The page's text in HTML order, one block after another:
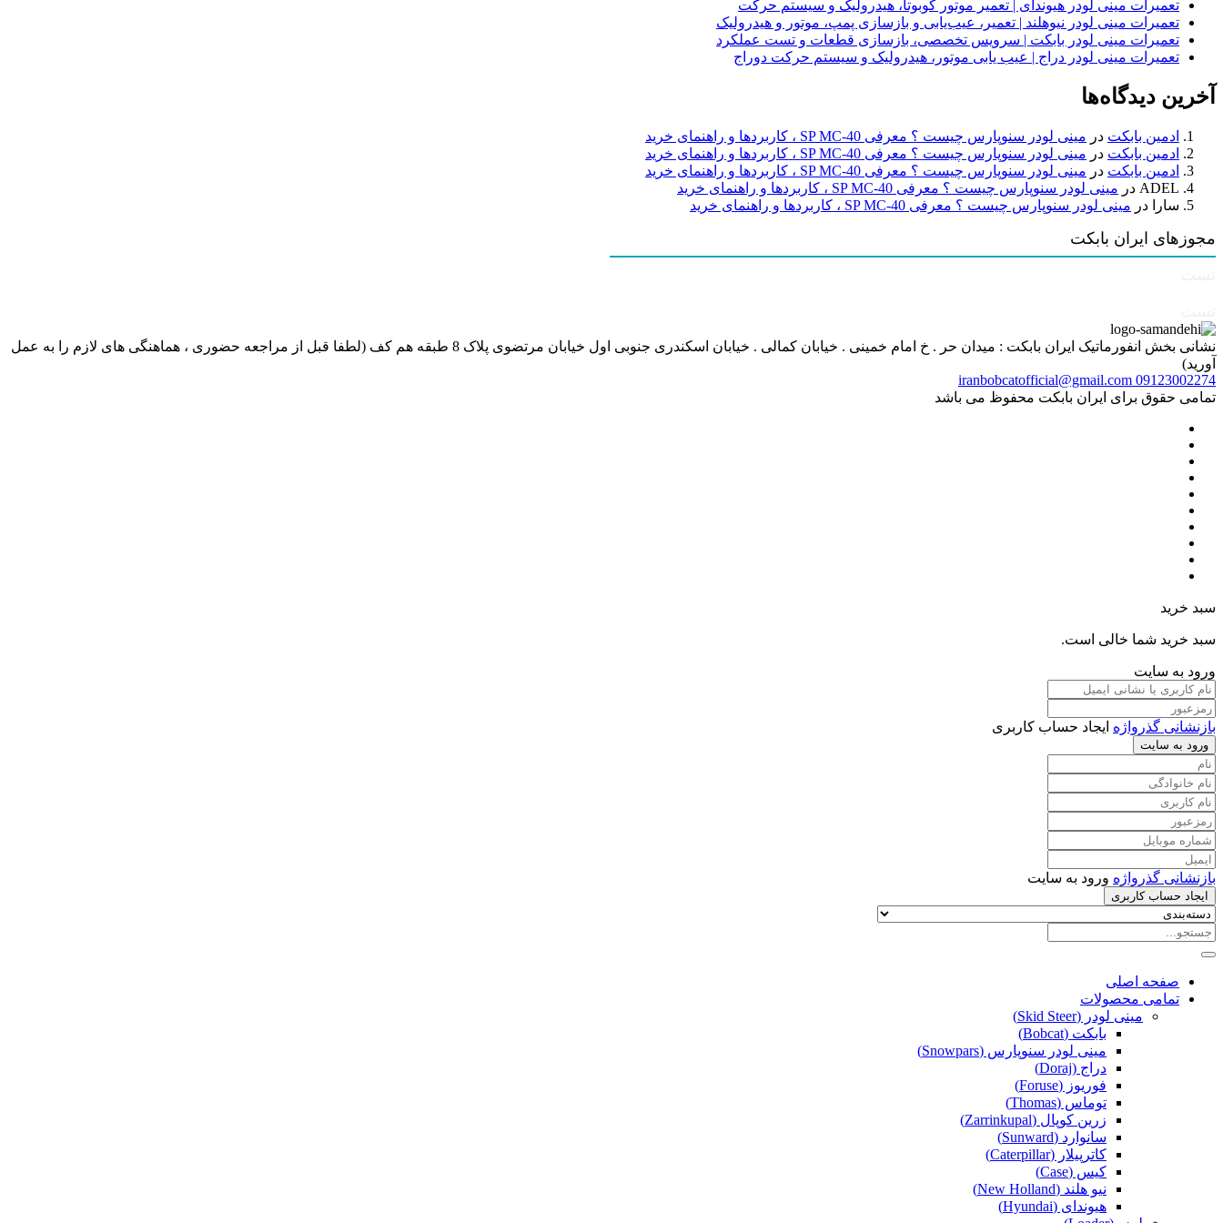
تعمیرات مینی لودر هیوندای | تعمیر موتور کوبوتا، هیدرولیک و سیستم حرکت
تعمیرات مینی لودر نیوهلند | تعمیر، عیب‌یابی و بازسازی پمپ، موتور و هیدرولیک
تعمیرات مینی لودر بابکت | سرویس تخصصی، بازسازی قطعات و تست عملکرد
تعمیرات مینی لودر دراج | عیب یابی موتور، هیدرولیک و سیستم حرکت دوراج
آخرین دیدگاه‌ها
ادمین بابکت در مینی لودر سنوپارس چیست ؟ معرفی SP MC-40 ، کاربردها و راهنمای خرید
ادمین بابکت در مینی لودر سنوپارس چیست ؟ معرفی SP MC-40 ، کاربردها و راهنمای خرید
ادمین بابکت در مینی لودر سنوپارس چیست ؟ معرفی SP MC-40 ، کاربردها و راهنمای خرید
ADEL در مینی لودر سنوپارس چیست ؟ معرفی SP MC-40 ، کاربردها و راهنمای خرید
سارا
در مینی لودر سنوپارس چیست ؟ معرفی SP MC-40 ، کاربردها و راهنمای خرید
مجوزهای ایران بابکت
نشانی بخش انفورماتیک ایران بابکت : میدان حر . خ امام خمینی . خیابان کمالی . خیابان اسکندری جنوبی اول خیابان مرتضوی پلاک 8 طبقه هم کف (لطفا قبل از مراجعه حضوری ، هماهنگی های لازم را به عمل
آورید)
09123002274
iranbobcatofficial@gmail.com
تمامی حقوق برای ایران بابکت محفوظ می باشد
سبد خرید
سبد خرید شما خالی است.
ورود به سایت
بازنشانی گذرواژه ایجاد حساب کاربری
ورود به سایت
بازنشانی گذرواژه ورود به سایت
ایجاد حساب کاربری
صفحه اصلی
تمامی محصولات
مینی لودر (Skid Steer)
بابکت (Bobcat)
مینی لودر سنوپارس (Snowpars)
دراج (Doraj)
فوریوز (Foruse)
توماس (Thomas)
زرین کوپال (Zarrinkupal)
سانوارد (Sunward)
کاترپیلار (Caterpillar)
کیس (Case)
نیو هلند (New Holland)
هیوندای (Hyundai)